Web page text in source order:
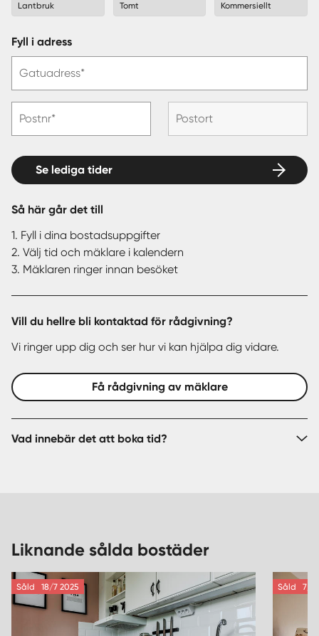
Lantbruk Tomt Kommersiellt
Fyll i adress
Gatuadress*
Postnr* Postort
Se lediga tider
Så här går det till
1. Fyll i dina bostadsuppgifter
2. Välj tid och mäklare i kalendern
3. Mäklaren ringer innan besöket
Vill du hellre bli kontaktad för rådgivning?
Vi ringer upp dig och ser hur vi kan hjälpa dig vidare.
Få rådgivning av mäklare
Vad innebär det att boka tid?
Liknande sålda bostäder
Såld 18/7 2025 Såld 7/